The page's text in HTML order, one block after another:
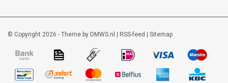
© Copyright 2026 - Theme by DMWS.nl RSS-feed Sitemap